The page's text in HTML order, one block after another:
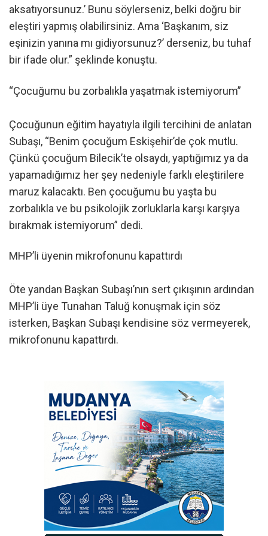
aksatıyorsunuz.’ Bunu söylerseniz, belki doğru bir
eleştiri yapmış olabilirsiniz. Ama ‘Başkanım, siz
eşinizin yanına mı gidiyorsunuz?’ derseniz, bu tuhaf
bir ifade olur.” şeklinde konuştu.
“Çocuğumu bu zorbalıkla yaşatmak istemiyorum”
Çocuğunun eğitim hayatıyla ilgili tercihini de anlatan
Subaşı, “Benim çocuğum Eskişehir’de çok mutlu.
Çünkü çocuğum Bilecik’te olsaydı, yaptığımız ya da
yapamadığımız her şey nedeniyle farklı eleştirilere
maruz kalacaktı. Ben çocuğumu bu yaşta bu
zorbalıkla ve bu psikolojik zorluklarla karşı karşıya
bırakmak istemiyorum” dedi.
MHP’li üyenin mikrofonunu kapattırdı
Öte yandan Başkan Subaşı’nın sert çıkışının ardından
MHP’li üye Tunahan Taluğ konuşmak için söz
isterken, Başkan Subaşı kendisine söz vermeyerek,
mikrofonunu kapattırdı.